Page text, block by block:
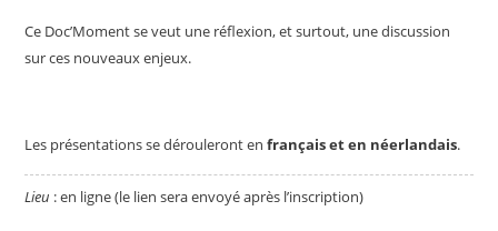
Ce Doc’Moment se veut une réflexion, et surtout, une discussion
sur ces nouveaux enjeux.
Les présentations se dérouleront enfrançais et en néerlandais.
Lieu : en ligne (le lien sera envoyé après l’inscription)